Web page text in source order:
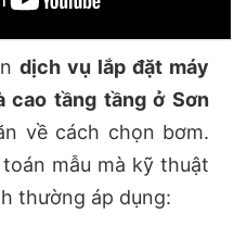
dịch vụ lắp đặt máy
cao tầng tầng ở Sơn
về cách chọn bơm.
mẫu mà kỹ thuật
thường áp dụng: